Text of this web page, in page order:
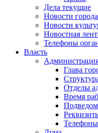
Дела текущие
Новости города
Новости
Новостная
Телефоны
Власть
Глава
Отделы
Время
Телефоны